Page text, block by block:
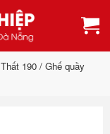
190 / Ghế quầy